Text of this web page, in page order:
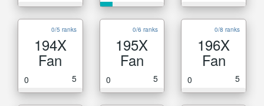
0/5 ranks
194X
Fan
0 5
0/6 ranks
195X
Fan
0 5
0/8 ranks
196X
Fan
0 5